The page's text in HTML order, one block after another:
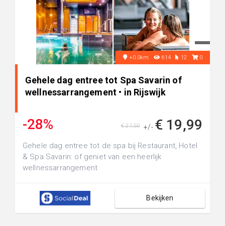
+0.0km 614 12 0
Gehele dag entree tot Spa Savarin of
wellnessarrangement • in Rijswijk
-28% +/- € 19,99
€ 27,50
Gehele dag entree tot de spa bij Restaurant, Hotel
& Spa Savarin: of geniet van een heerlijk
wellnessarrangement
Bekijken